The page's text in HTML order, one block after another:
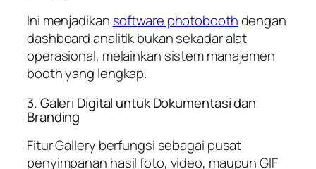
Ini menjadikan software photoboothdengan
dashboard analitik bukan sekadar alat
operasional, melainkan sistem manajemen
booth yang lengkap.
3. Galeri Digital untuk Dokumentasi dan
Branding
Fitur Gallery berfungsi sebagai pusat
penyimpanan hasil foto, video, maupun GIF